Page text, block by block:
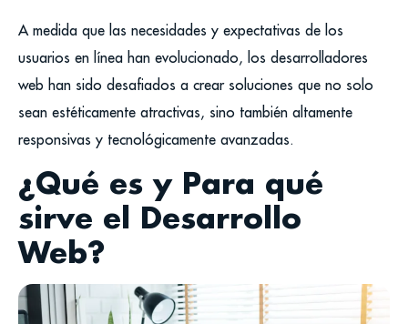
A medida que las necesidades y expectativas de los
usuarios en línea han evolucionado, los desarrolladores
web han sido desafiados a crear soluciones que no solo
sean estéticamente atractivas, sino también altamente
responsivas y tecnológicamente avanzadas.
¿Qué es y Para qué
sirve el Desarrollo
Web?